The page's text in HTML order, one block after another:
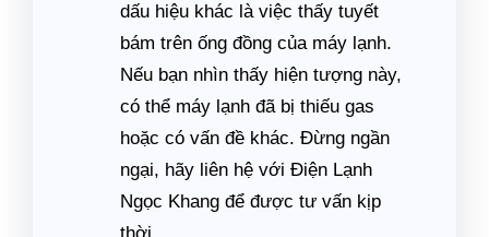
dấu hiệu khác là việc thấy tuyết
bám trên ống đồng của máy lạnh.
Nếu bạn nhìn thấy hiện tượng này,
có thể máy lạnh đã bị thiếu gas
hoặc có vấn đề khác. Đừng ngần
ngại, hãy liên hệ với Điện Lạnh
Ngọc Khang để được tư vấn kịp